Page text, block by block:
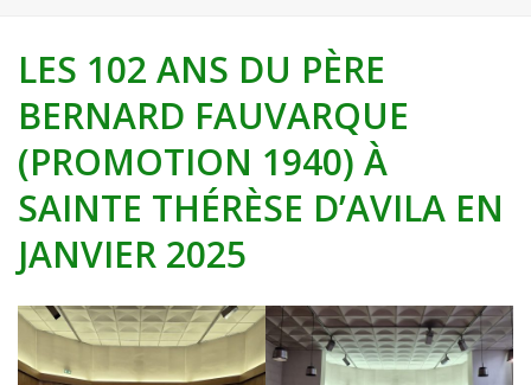
LES 102 ANS DU PÈRE
BERNARD FAUVARQUE
(PROMOTION 1940) À
SAINTE THÉRÈSE D’AVILA EN
JANVIER 2025